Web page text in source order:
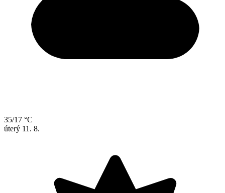
35/17 °C
úterý 11. 8.